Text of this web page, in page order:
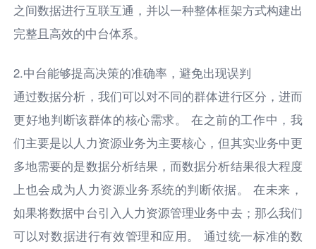
之间数据进行互联互通，并以一种整体框架方式构建出
完整且高效的中台体系。
2.中台能够提高决策的准确率，避免出现误判
通过数据分析，我们可以对不同的群体进行区分，进而
更好地判断该群体的核心需求。 在之前的工作中，我
们主要是以人力资源业务为主要核心，但其实业务中更
多地需要的是数据分析结果，而数据分析结果很大程度
上也会成为人力资源业务系统的判断依据。 在未来，
如果将数据中台引入人力资源管理业务中去；那么我们
可以对数据进行有效管理和应用。 通过统一标准的数